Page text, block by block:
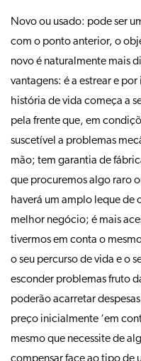
Novo ou usado: pode ser
com o ponto anterior, o
novo é naturalmente mais
vantagens: é a estrear e
história de vida começa a
pela frente que, em
suscetível a problemas
mão; tem garantia de
que procuremos algo raro
haverá um amplo leque de
melhor negócio; é mais
tivermos em conta o
o seu percurso de vida e o
esconder problemas fruto
poderão acarretar
preço inicialmente ‘em
mesmo que necessite de
compensar face ao tipo de